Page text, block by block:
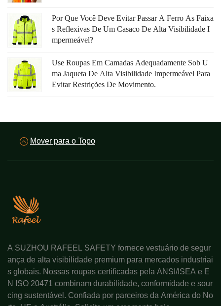
Por Que Você Deve Evitar Passar A Ferro As Faixa
S Reflexivas De Um Casaco De Alta Visibilidade I
Mpermeável?
Use Roupas Em Camadas Adequadamente Sob U
Ma Jaqueta De Alta Visibilidade Impermeável Para
Evitar Restrições De Movimento.
Mover para o Topo
A SUZHOU RAFEEL SAFETY fornece vestuário de segur
ança de alta visibilidade premium para mercados industriai
s globais. Nossas roupas certificadas pela ANSI/ISEA e E
N ISO 20471 combinam durabilidade, conformidade e sour
cing sustentável. Confiada por parceiros da América do No